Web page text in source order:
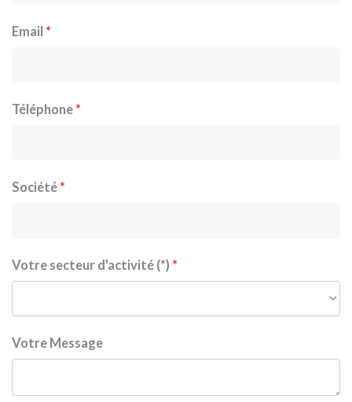
Email
Téléphone
Société
Votre secteur d'activité (*)
Votre Message